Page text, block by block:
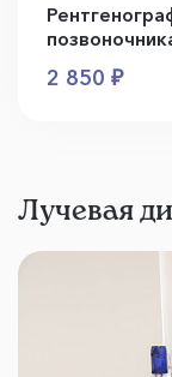
2 850 ₽
Лучевая